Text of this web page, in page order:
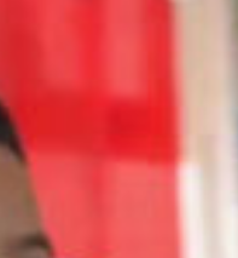
vidéo
montrera
à distance
de
chez les